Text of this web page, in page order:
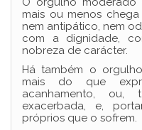
mais ou menos
nem antipático, nem
com a dignidade,
nobreza de carácter.
Há também o
mais do que
acanhamento, ou,
exacerbada, e,
próprios que o sofrem.